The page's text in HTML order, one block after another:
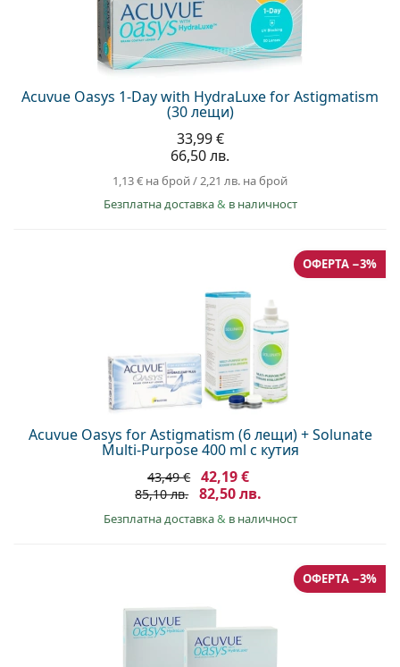
Acuvue Oasys 1-Day with HydraLuxe for Astigmatism
(30 лещи)
33,99 €
66,50 лв.
1,13 € на брой/ 2,21 лв. на брой
Безплатна доставка& в наличност
Acuvue Oasys for Astigmatism (6 лещи) + Solunate
Multi-Purpose 400 ml с кутия
ОФЕРТА −3%
43,49 € 42,19 €
85,10 лв. 82,50 лв.
Безплатна доставка& в наличност
ОФЕРТА −3%